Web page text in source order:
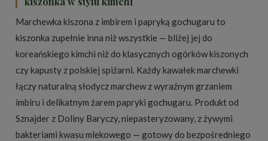
Marchewka kiszona z imbirem i papryką gochugaru to
kiszonka zupełnie inna niż wszystkie — bliżej jej do
koreańskiego kimchi niż do klasycznych ogórków kiszonych
czy kapusty z polskiej spiżarni. Każdy kawałek marchewki
łączy naturalną słodycz marchew z wyraźnym grzaniem
imbiru i delikatnym żarem papryki gochugaru. Produkt od
Sznajder z Doliny Baryczy, niepasteryzowany, z żywymi
bakteriami kwasu mlekowego — gotowy do bezpośredniego